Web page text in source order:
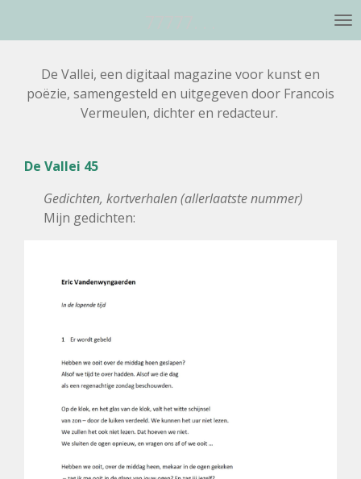
hoofdinhoud
De Vallei, een digitaal magazine voor kunst en
poëzie, samengesteld en uitgegeven door Francois
Vermeulen, dichter en redacteur.
De Vallei 45
Gedichten, kortverhalen (allerlaatste nummer)
Mijn gedichten: